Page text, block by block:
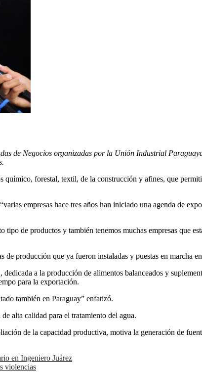
de Negocios organizadas por la Unión Industrial
químico, forestal, textil, de la construcción y afines, que
empresas hace tres años han iniciado una agenda de
tipo de productos y también tenemos muchas empresas que
producción que ya fueron instaladas y puestas en marcha
a la producción de alimentos balanceados y
para la exportación.
también en Paraguay” enfatizó.
alta calidad para el tratamiento del agua.
de la capacidad productiva, motiva la generación de
en Ingeniero Juárez
violencias